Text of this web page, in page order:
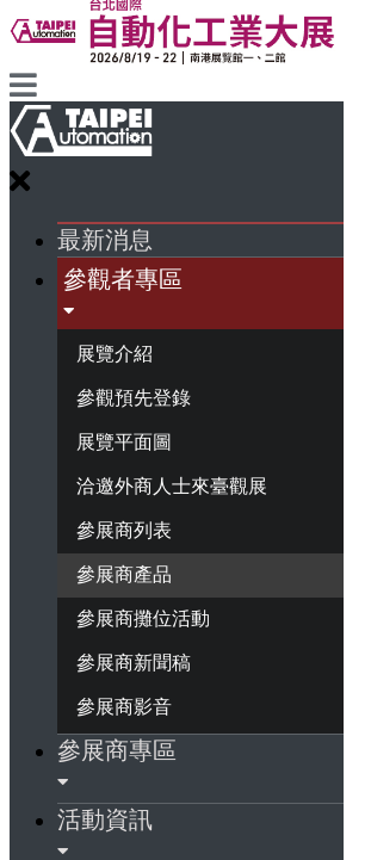
最新消息
參觀者專區
展覽介紹
參觀預先登錄
展覽平面圖
洽邀外商人士來臺觀展
參展商列表
參展商產品
參展商攤位活動
參展商新聞稿
參展商影音
參展商專區
活動資訊